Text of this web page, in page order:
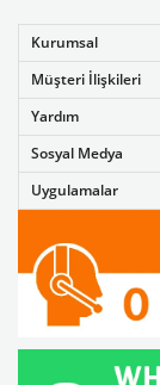
Kurumsal
Müşteri İlişkileri
Yardım
Sosyal Medya
Uygulamalar